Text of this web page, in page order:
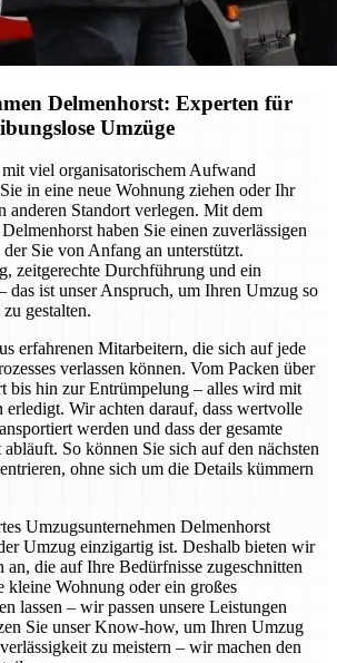
Delmenhorst: Experten für
Umzüge
viel organisatorischem Aufwand
in eine neue Wohnung ziehen oder Ihr
anderen Standort verlegen. Mit dem
haben Sie einen zuverlässigen
Sie von Anfang an unterstützt.
zeitgerechte Durchführung und ein
das ist unser Anspruch, um Ihren Umzug so
gestalten.
erfahrenen Mitarbeitern, die sich auf jede
verlassen können. Vom Packen über
bis hin zur Entrümpelung – alles wird mit
erledigt. Wir achten darauf, dass wertvolle
werden und dass der gesamte
abläuft. So können Sie sich auf den nächsten
ohne sich um die Details kümmern
Umzugsunternehmen Delmenhorst
Umzug einzigartig ist. Deshalb bieten wir
die auf Ihre Bedürfnisse zugeschnitten
kleine Wohnung oder ein großes
lassen – wir passen unsere Leistungen
Sie unser Know-how, um Ihren Umzug
zu meistern – wir machen den